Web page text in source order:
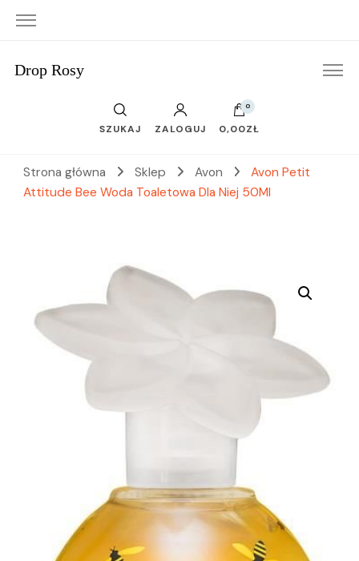
Drop Rosy
SZUKAJ ZALOGUJ
0
0,00ZŁ
Strona główna Sklep Avon
Avon Petit
Attitude Bee Woda Toaletowa Dla Niej 50Ml